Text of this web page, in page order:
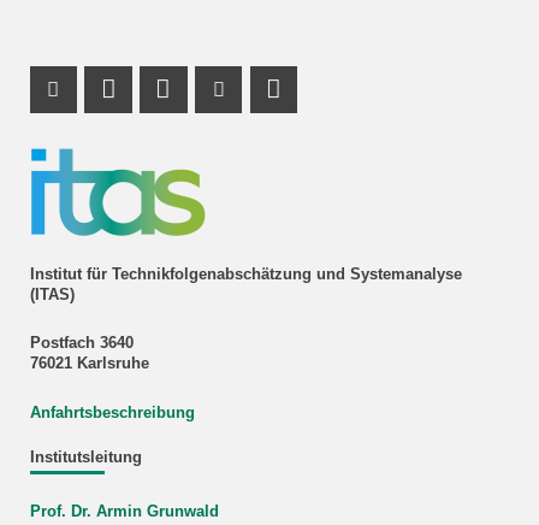
Institut für Technikfolgenabschätzung und Systemanalyse
(ITAS)
Postfach 3640
76021 Karlsruhe
Anfahrtsbeschreibung
Institutsleitung
Prof. Dr. Armin Grunwald
Instagram Profil
Profil Mastodon
LinkedIn Profil
Youtube Profil
RSS-Link